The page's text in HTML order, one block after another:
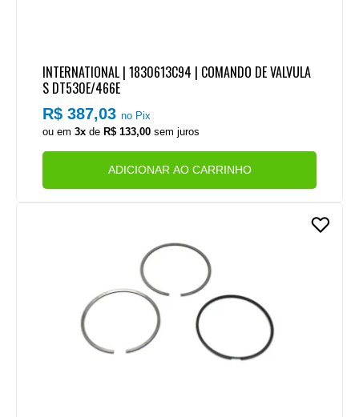
INTERNATIONAL | 1830613C94 | COMANDO DE VALVULA
S DT530E/466E
R$ 387,03no Pix
ou em3x deR$ 133,00 sem juros
ADICIONAR AO CARRINHO